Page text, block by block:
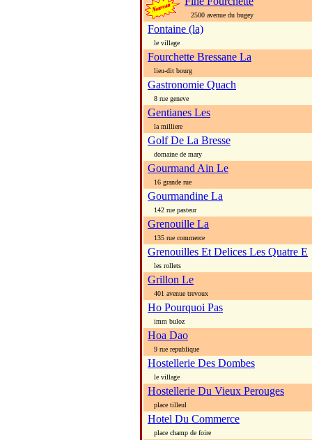
2500 avenue du bugey
Fontaine (la)
le village
Fourchette Bressane La
lieu-dit bourg
Gastronomie Quach
8 rue geneve
Gentianes Les
la milliere
Golf De La Bresse
domaine de mary
Gourmand Ain Le
16 grande rue
Gourmandine La
142 rue pasteur
Grenouille La
135 rue commerce
Grenouilles Et Delices Les Quatre E
les rollets
Grillon Le
401 avenue trevoux
Ho Pourquoi Pas
imm buloz
Hoa Dao
9 rue republique
Hostellerie Des Dombes
le village
Hostellerie Du Vieux Perouges
place tilleul
Hotel Du Commerce
place champ de foire